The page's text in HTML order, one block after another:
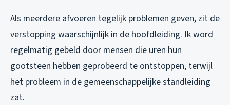
Als meerdere afvoeren tegelijk problemen geven, zit de
verstopping waarschijnlijk in de hoofdleiding. Ik word
regelmatig gebeld door mensen die uren hun
gootsteen hebben geprobeerd te ontstoppen, terwijl
het probleem in de gemeenschappelijke standleiding
zat.